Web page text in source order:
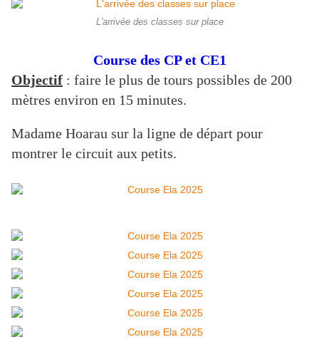
L'arrivée des classes sur place
Course des CP et CE1
Objectif : faire le plus de tours possibles de 200
mètres environ en 15 minutes.
Madame Hoarau sur la ligne de départ pour
montrer le circuit aux petits.